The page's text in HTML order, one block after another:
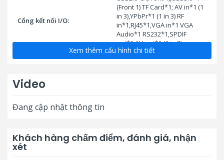
Cổng kết nối I/O:
(Front 1) TF Card*1; AV in*1 (1
in 3),YPbPr*1 (1 in 3) RF
in*1,RJ45*1,VGA in*1 VGA
Audio*1 RS232*1,SPDIF
out*1,AV out*1 (1 in 3)
Earphone*1 Touch USB-B*1
Android:
CPU:
RAM: 2G
Xem thêm cấu hình chi tiết
Video
Đang cập nhật thông tin
Khách hàng chấm điểm, đánh giá, nhận
xét